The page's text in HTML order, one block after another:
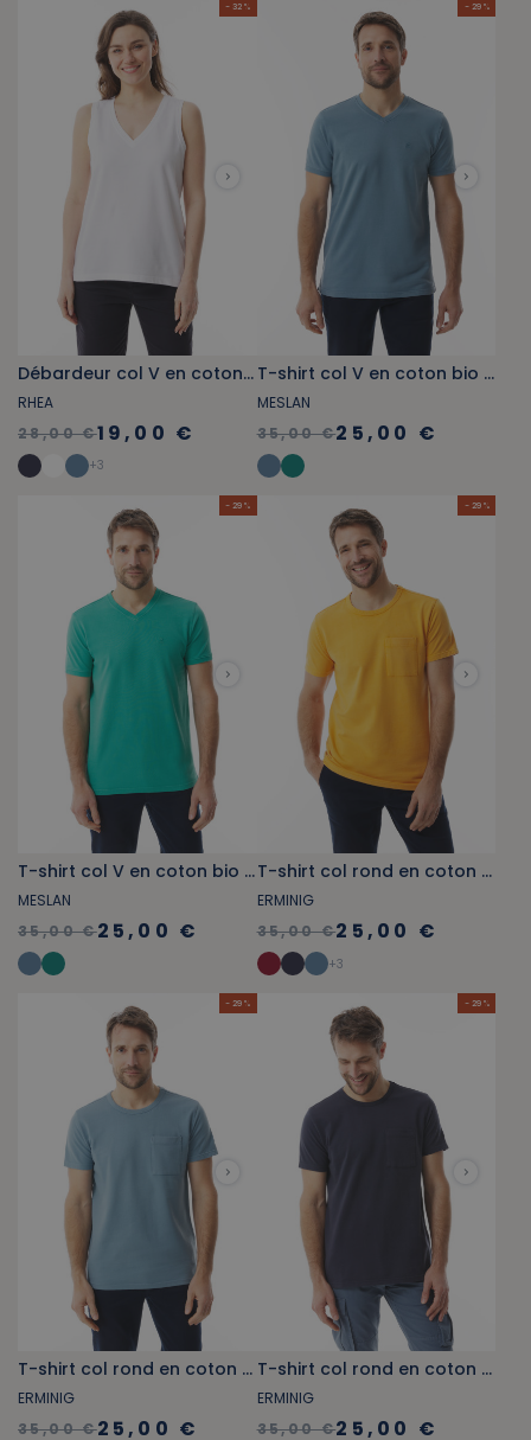
- 32 %
Débardeur col V en coton bio blanc
RHEA
28,00 €19,00 €
+3
- 29 %
T-shirt col V en coton bio bleu provencal
MESLAN
35,00 €25,00 €
- 29 %
T-shirt col V en coton bio vert jade
MESLAN
35,00 €25,00 €
- 29 %
T-shirt col rond en coton bio jaune orangé
ERMINIG
35,00 €25,00 €
+3
- 29 %
T-shirt col rond en coton bio bleu provençal
ERMINIG
35,00 €25,00 €
- 29 %
T-shirt col rond en coton bio bleu marine
ERMINIG
35,00 €25,00 €